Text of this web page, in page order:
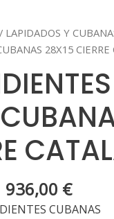
/ LAPIDADOS Y
28X15 CIERRE
936,00 €
CUBANAS